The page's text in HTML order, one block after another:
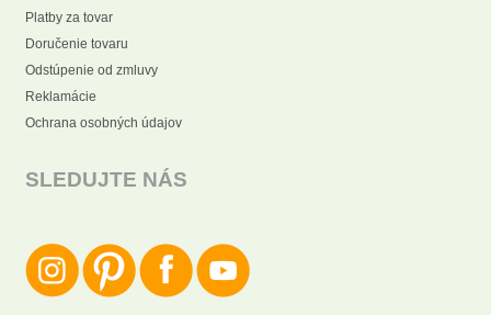
Platby za tovar
Doručenie tovaru
Odstúpenie od zmluvy
Reklamácie
Ochrana osobných údajov
SLEDUJTE NÁS